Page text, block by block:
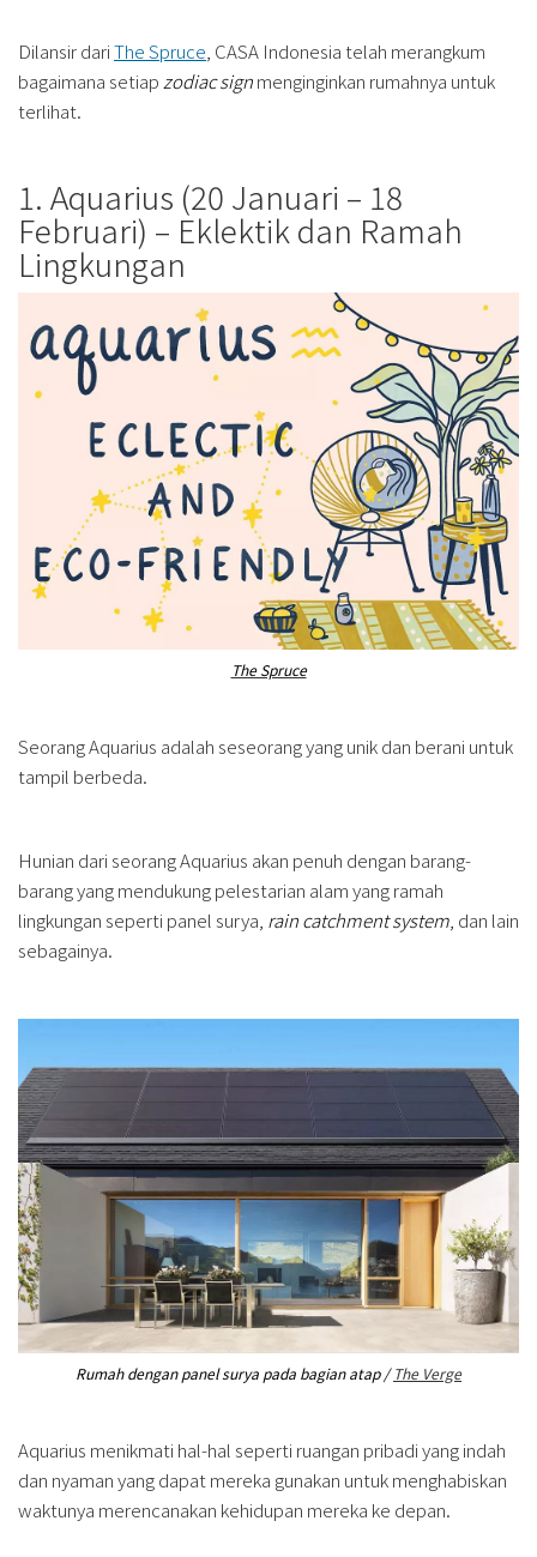
Dilansir dariThe Spruce , CASA Indonesia telah merangkum
bagaimana setiap zodiac signmenginginkan rumahnya untuk
terlihat.
1. Aquarius (20 Januari – 18
Februari) – Eklektik dan Ramah
Lingkungan
The Spruce
Seorang Aquarius adalah seseorang yang unik dan berani untuk
tampil berbeda.
Hunian dari seorang Aquarius akan penuh dengan barang-
barang yang mendukung pelestarian alam yang ramah
lingkungan seperti panel surya, rain catchment system, dan lain
sebagainya.
Rumah dengan panel surya pada bagian atap /The Verge
Aquarius menikmati hal-hal seperti ruangan pribadi yang indah
dan nyaman yang dapat mereka gunakan untuk menghabiskan
waktunya merencanakan kehidupan mereka ke depan.